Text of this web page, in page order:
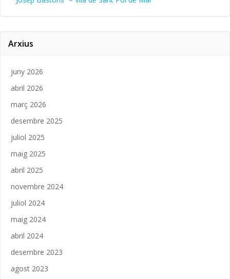
Arxius
juny 2026
abril 2026
març 2026
desembre 2025
juliol 2025
maig 2025
abril 2025
novembre 2024
juliol 2024
maig 2024
abril 2024
desembre 2023
agost 2023